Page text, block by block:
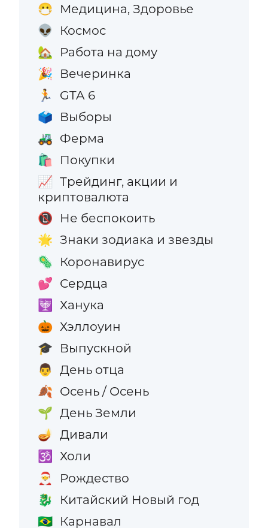
😷 Медицина, Здоровье
👽 Космос
🏡 Работа на дому
🎉 Вечеринка
🏃 GTA 6
🗳️ Выборы
🚜 Ферма
🛍️ Покупки
📈 Трейдинг, акции и
криптовалюта
📵 Не беспокоить
🌟 Знаки зодиака и звезды
🦠 Коронавирус
💕 Сердца
🕎 Ханука
🎃 Хэллоуин
🎓 Выпускной
👨 День отца
🍂 Осень / Осень
🌱 День Земли
🪔 Дивали
🕉️ Холи
🎅 Рождество
🐉 Китайский Новый год
🇧🇷 Карнавал